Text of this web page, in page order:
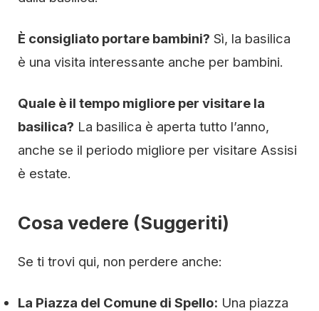
È consigliato portare bambini? Sì, la basilica
è una visita interessante anche per bambini.
Quale è il tempo migliore per visitare la
basilica? La basilica è aperta tutto l’anno,
anche se il periodo migliore per visitare Assisi
è estate.
Cosa vedere (Suggeriti)
Se ti trovi qui, non perdere anche:
La Piazza del Comune di Spello: Una piazza